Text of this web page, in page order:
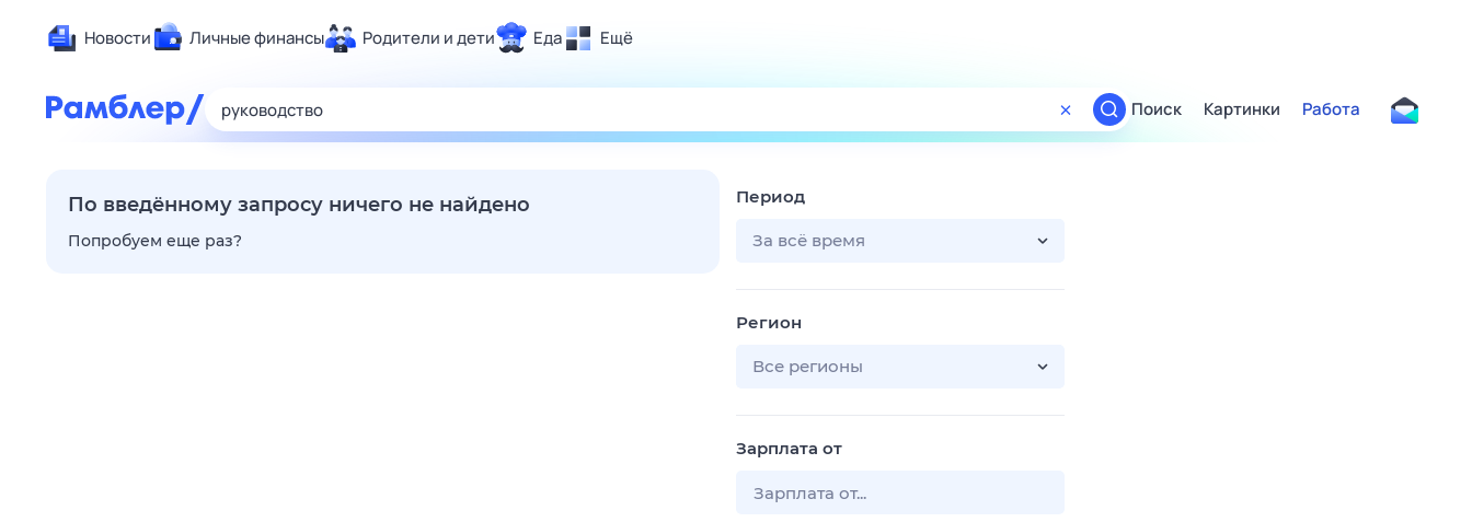
Новости Личные финансы Родители и дети Еда Ещё
Развлечения и отдых
Спорт
Поиск
ТВ-программа
Поиск Картинки Работа
По введённому запросу ничего не найдено
Попробуем еще раз?
Период
За всё время
Регион
Все регионы
Зарплата от